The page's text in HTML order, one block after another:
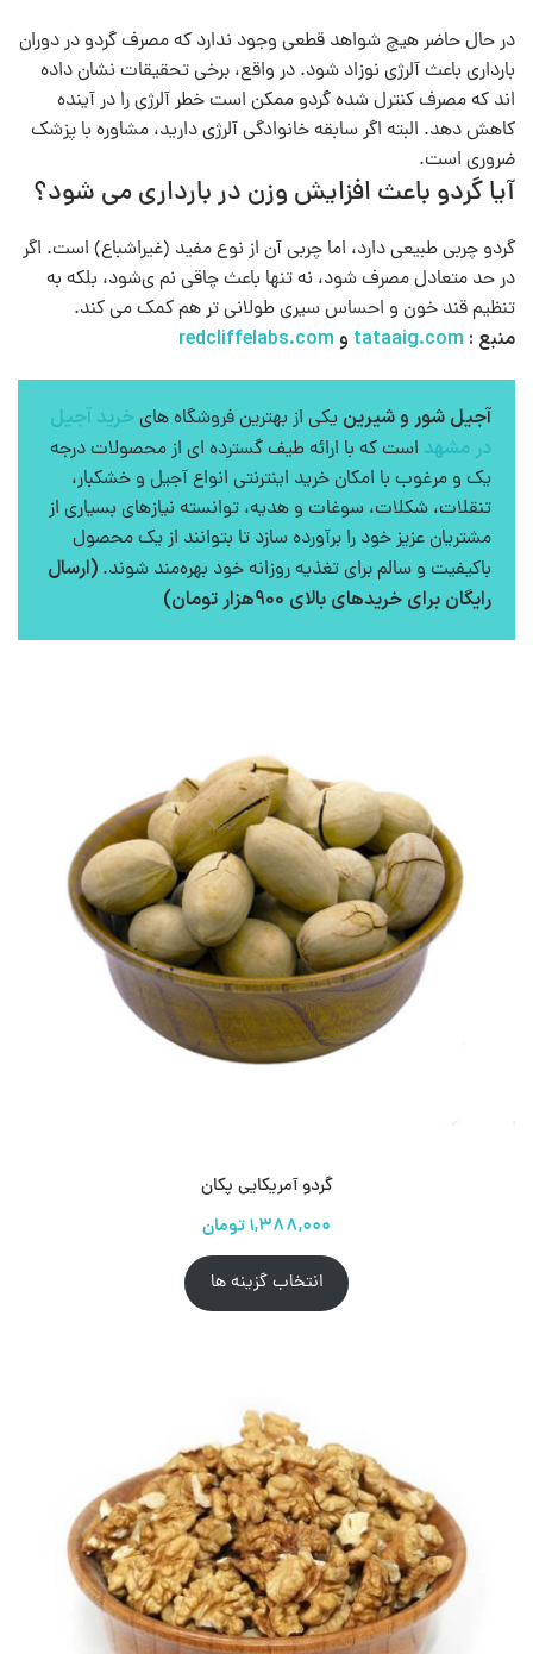
در حال حاضر هیچ شواهد قطعی وجود ندارد که مصرف گردو در دوران
بارداری باعث آلرژی نوزاد شود. در واقع، برخی تحقیقات نشان داده‌
اند که مصرف کنترل‌ شده گردو ممکن است خطر آلرژی را در آینده
کاهش دهد. البته اگر سابقه خانوادگی آلرژی دارید، مشاوره با پزشک
ضروری است.
آیا گردو باعث افزایش وزن در بارداری می‌ شود؟
گردو چربی طبیعی دارد، اما چربی آن از نوع مفید (غیراشباع) است. اگر
در حد متعادل مصرف شود، نه‌ تنها باعث چاقی نم ی‌شود، بلکه به
تنظیم قند خون و احساس سیری طولانی‌ تر هم کمک می‌ کند.
منبع : tataaig.com و redcliffelabs.com
آجیل شور و شیرین یکی از بهترین فروشگاه های خرید آجیل
در مشهد است که با ارائه طیف گسترده ای از محصولات درجه
یک و مرغوب با امکان خرید اینترنتی انواع آجیل و خشکبار،
تنقلات، شکلات، سوغات و هدیه، توانسته نیازهای بسیاری از
مشتریان عزیز خود را برآورده سازد تا بتوانند از یک محصول
باکیفیت و سالم برای تغذیه روزانه خود بهره‌مند شوند. (ارسال
رایگان برای خریدهای بالای 900هزار تومان)
گردو آمریکایی پکان
انتخاب گزینه ها